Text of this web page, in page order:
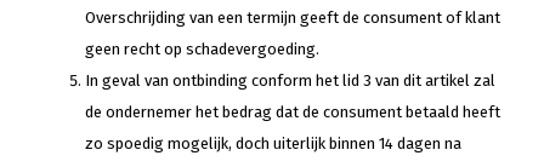
Overschrijding van een termijn geeft de consument of klant
geen recht op schadevergoeding.
In geval van ontbinding conform het lid 3 van dit artikel zal
de ondernemer het bedrag dat de consument betaald heeft
zo spoedig mogelijk, doch uiterlijk binnen 14 dagen na